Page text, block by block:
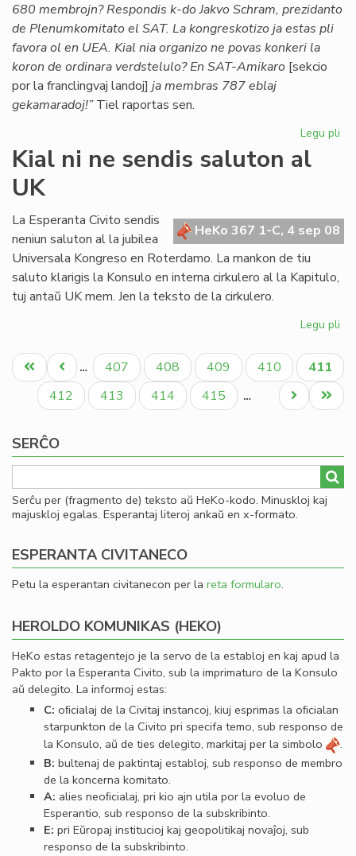
680 membrojn? Respondis k-do Jakvo Schram, prezidanto
de Plenumkomitato el SAT. La kongreskotizo ja estas pli
favora ol en UEA. Kial nia organizo ne povas konkeri la
koron de ordinara verdstelulo? En SAT-Amikaro [sekcio
por la franclingvaj landoj] ja membras 787 eblaj
gekamaradoj!”Tiel raportas sen.
Legu pli
Kial ni ne sendis saluton al
UK
HeKo 367 1-C, 4 sep 08
La Esperanta Civito sendis
neniun saluton al la jubilea
Universala Kongreso en Roterdamo. La mankon de tiu
saluto klarigis la Konsulo en interna cirkulero al la Kapitulo,
tuj antaŭ UK mem. Jen la teksto de la cirkulero.
Legu pli
ni
ne
Pagination
Unua
paĝo
Antaŭa
paĝo
… Paĝo
407 Paĝo
408 Paĝo
409 Paĝo
410
Aktuala
paĝo
411
Paĝo
412 Paĝo
413 Paĝo
414 Paĝo
415 …
Last
page
Next
page
SERĈO
Serĉu per (fragmento de) teksto aŭ HeKo-kodo. Minuskloj kaj
majuskloj egalas. Esperantaj literoj ankaŭ en x-formato.
ESPERANTA CIVITANECO
Petu la esperantan civitanecon per la reta formularo.
HEROLDO KOMUNIKAS (HEKO)
HeKo estas retagentejo je la servo de la establoj en kaj apud la
Pakto por la Esperanta Civito, sub la imprimaturo de la Konsulo
aŭ delegito. La informoj estas:
C: oﬁcialaj de la Civitaj instancoj, kiuj esprimas la oﬁcialan
starpunkton de la Civito pri specifa temo, sub responso de
la Konsulo, aŭ de ties delegito, markitaj per la simbolo
.
B: bultenaj de paktintaj establoj, sub responso de membro
de la koncerna komitato.
A: alies neoﬁcialaj, pri kio ajn utila por la evoluo de
Esperantio, sub responso de la subskribinto.
E: pri Eŭropaj institucioj kaj geopolitikaj novaĵoj, sub
responso de la subskribinto.